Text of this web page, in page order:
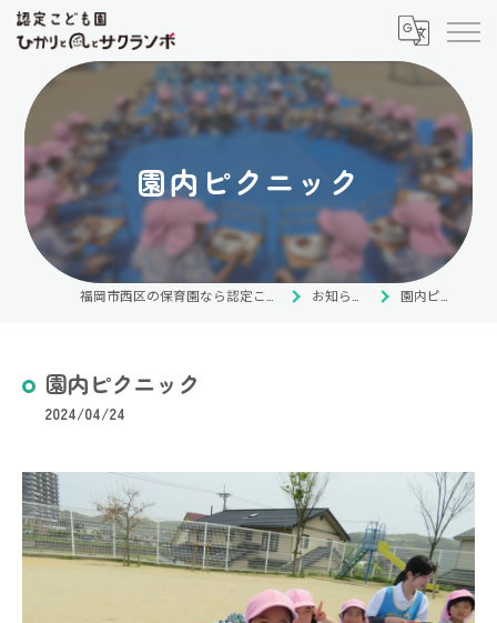
園内ピクニック
お知らせ・ブログ 園内ピクニック
園内ピクニック
2024/04/24